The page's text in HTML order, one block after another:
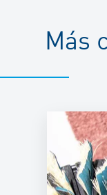
Más